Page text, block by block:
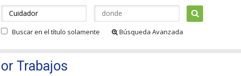
Buscar en el título solamente Búsqueda Avanzada
Trabajos